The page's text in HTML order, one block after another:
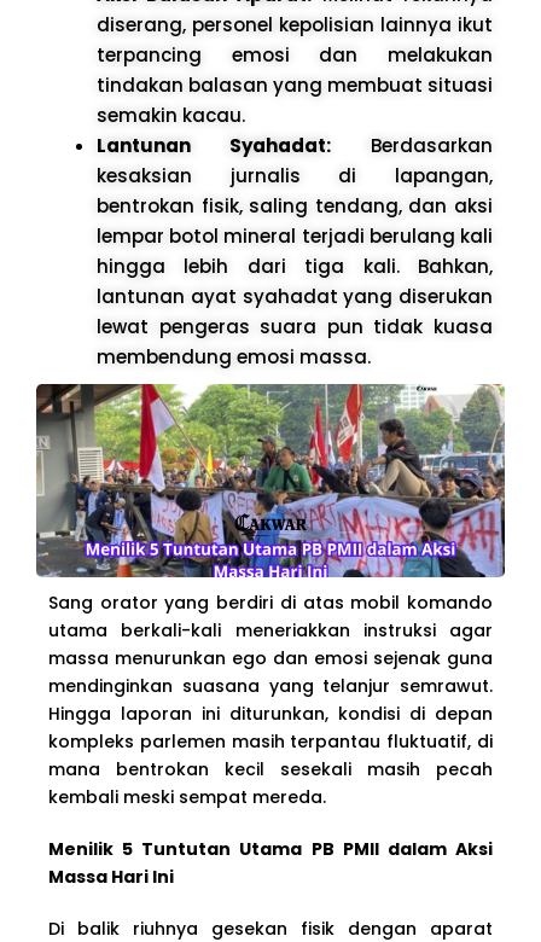
diserang, personel kepolisian lainnya ikut
terpancing emosi dan melakukan
tindakan balasan yang membuat situasi
semakin kacau.
Lantunan Syahadat: Berdasarkan
kesaksian jurnalis di lapangan,
bentrokan fisik, saling tendang, dan aksi
lempar botol mineral terjadi berulang kali
hingga lebih dari tiga kali. Bahkan,
lantunan ayat syahadat yang diserukan
lewat pengeras suara pun tidak kuasa
membendung emosi massa.
Sang orator yang berdiri di atas mobil komando
utama berkali-kali meneriakkan instruksi agar
massa menurunkan ego dan emosi sejenak guna
mendinginkan suasana yang telanjur semrawut.
Hingga laporan ini diturunkan, kondisi di depan
kompleks parlemen masih terpantau fluktuatif, di
mana bentrokan kecil sesekali masih pecah
kembali meski sempat mereda.
Menilik 5 Tuntutan Utama PB PMII dalam Aksi
Massa Hari Ini
Di balik riuhnya gesekan fisik dengan aparat